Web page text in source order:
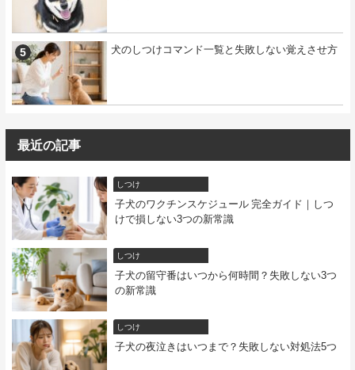
犬のしつけコマンド一覧と失敗しない覚えさせ方
最近の記事
しつけ
子犬のワクチンスケジュール 完全ガイド｜しつ
けで損しない3つの新常識
しつけ
子犬の留守番はいつから何時間？失敗しない3つ
の新常識
しつけ
子犬の夜泣きはいつまで？失敗しない対処法5つ